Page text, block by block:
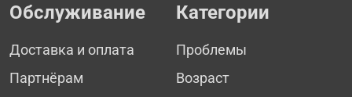
Обслуживание
Доставка и оплата
Партнёрам
Категории
Проблемы
Возраст